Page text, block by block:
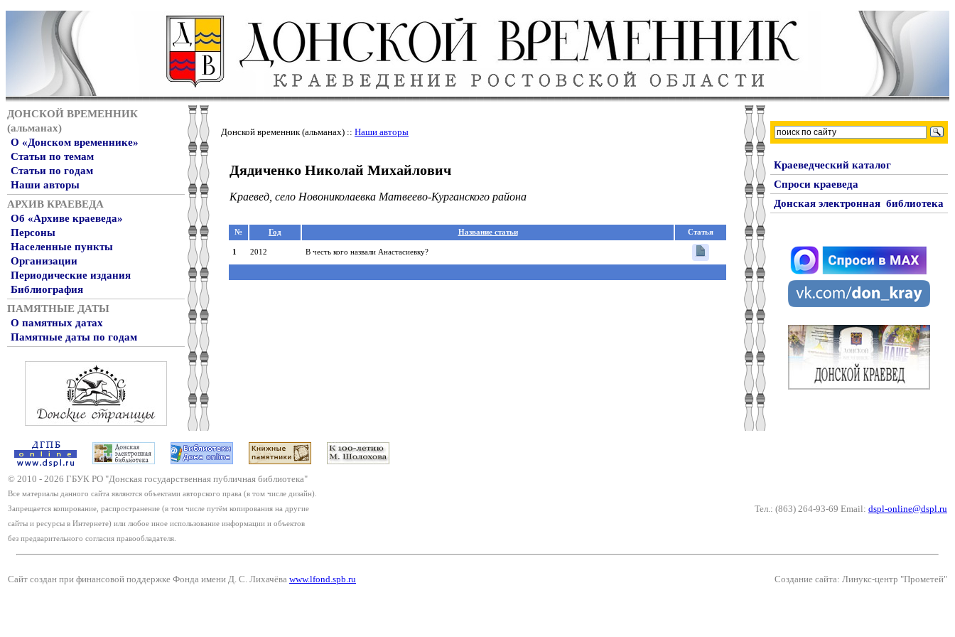
ДОНСКОЙ ВРЕМЕННИК
(альманах)
О «Донском временнике»
Статьи по темам
Статьи по годам
Наши авторы
АРХИВ КРАЕВЕДА
Об «Архиве краеведа»
Персоны
Населенные пункты
Организации
Периодические издания
Библиография
ПАМЯТНЫЕ ДАТЫ
О памятных датах
Памятные даты по годам
Донской временник (альманах) :: Наши авторы
Дядиченко Николай Михайлович
Краевед, село Новониколаевка Матвеево-Курганского района
№ Год Название статьи Статья
1 2012 В честь кого назвали Анастасиевку?
Краеведческий каталог
Спроси краеведа
Донская электронная библиотека
© 2010 - 2026 ГБУК РО "Донская государственная публичная библиотека"
Все материалы данного сайта являются объектами авторского права (в том числе дизайн).
Запрещается копирование, распространение (в том числе путём копирования на другие
сайты и ресурсы в Интернете) или любое иное использование информации и объектов
без предварительного согласия правообладателя.
Тел.: (863) 264-93-69 Email: dspl-online@dspl.ru
Сайт создан при финансовой поддержке Фонда имени Д. С. Лихачёва www.lfond.spb.ru Создание сайта: Линукс-центр "Прометей"